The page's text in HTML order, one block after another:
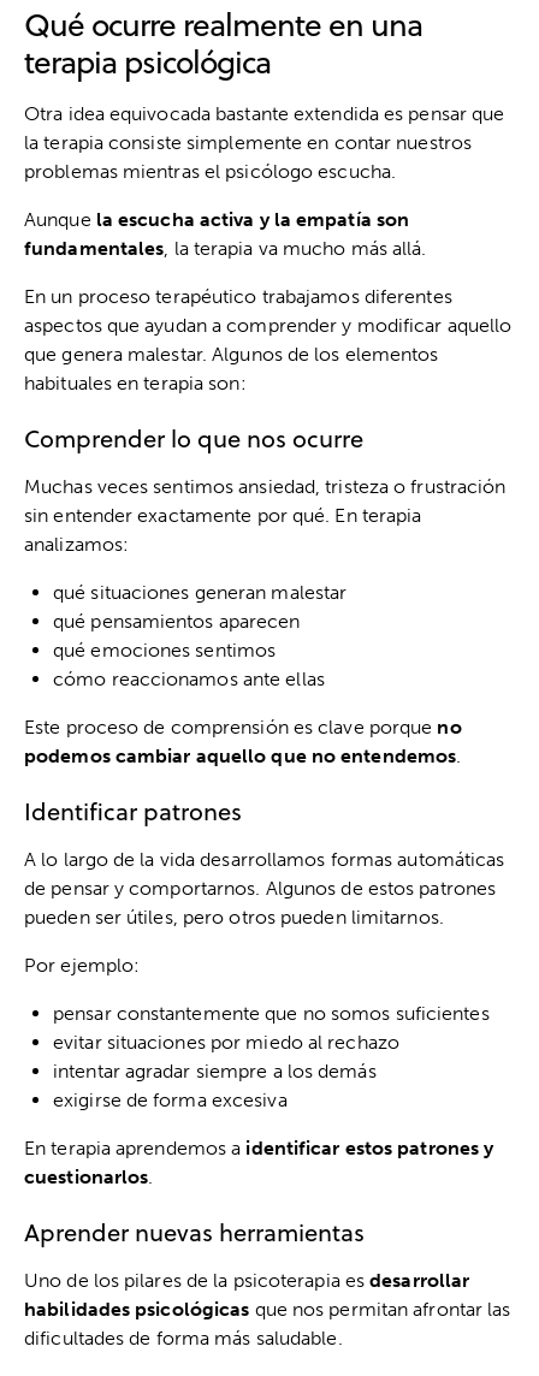
Qué ocurre realmente en una
terapia psicológica
Otra idea equivocada bastante extendida es pensar que
la terapia consiste simplemente en contar nuestros
problemas mientras el psicólogo escucha.
Aunque la escucha activa y la empatía son
fundamentales , la terapia va mucho más allá.
En un proceso terapéutico trabajamos diferentes
aspectos que ayudan a comprender y modificar aquello
que genera malestar. Algunos de los elementos
habituales en terapia son:
Comprender lo que nos ocurre
Muchas veces sentimos ansiedad, tristeza o frustración
sin entender exactamente por qué. En terapia
analizamos:
qué situaciones generan malestar
qué pensamientos aparecen
qué emociones sentimos
cómo reaccionamos ante ellas
Este proceso de comprensión es clave porque no
podemos cambiar aquello que no entendemos
Identificar patrones
A lo largo de la vida desarrollamos formas automáticas
de pensar y comportarnos. Algunos de estos patrones
pueden ser útiles, pero otros pueden limitarnos.
Por ejemplo:
pensar constantemente que no somos suficientes
evitar situaciones por miedo al rechazo
intentar agradar siempre a los demás
exigirse de forma excesiva
En terapia aprendemos a identificar estos patrones y
cuestionarlos
Aprender nuevas herramientas
Uno de los pilares de la psicoterapia esdesarrollar
habilidades psicológicas que nos permitan afrontar las
dificultades de forma más saludable.